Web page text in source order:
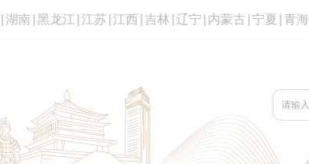
湖南 黑龙江 江苏 江西 吉林 辽宁 内蒙古 宁夏 青海